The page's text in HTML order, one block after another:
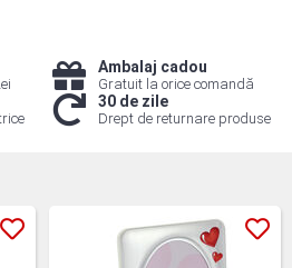
Ambalaj cadou
Gratuit la orice comandă
30 de zile
Drept de returnare produse